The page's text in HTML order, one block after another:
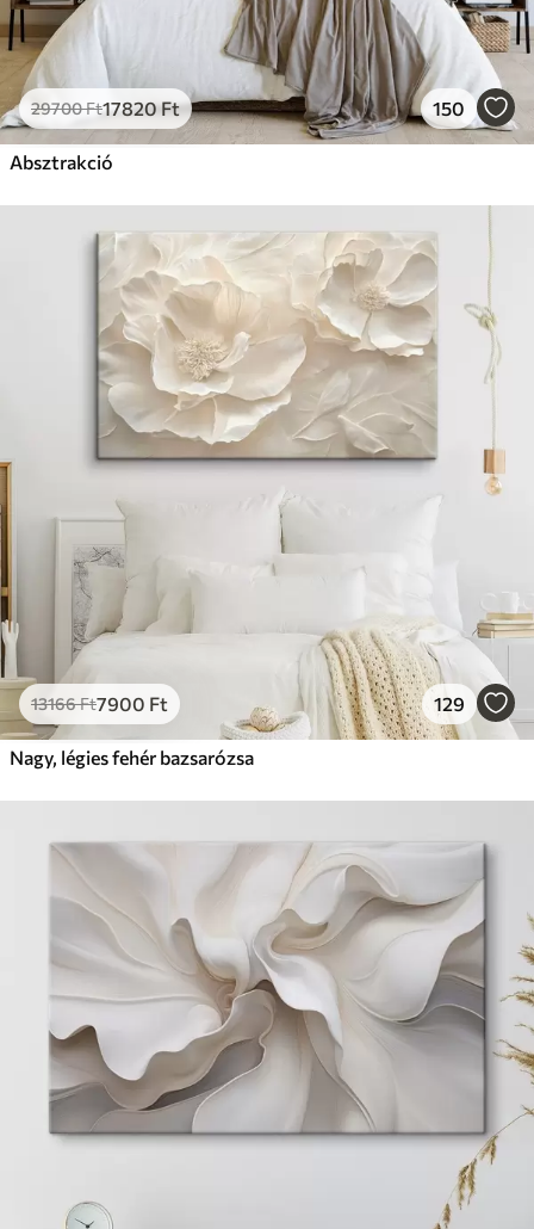
29700Ft17820Ft 150
Absztrakció
13166Ft7900 Ft 129
Nagy, légies fehér bazsarózsa